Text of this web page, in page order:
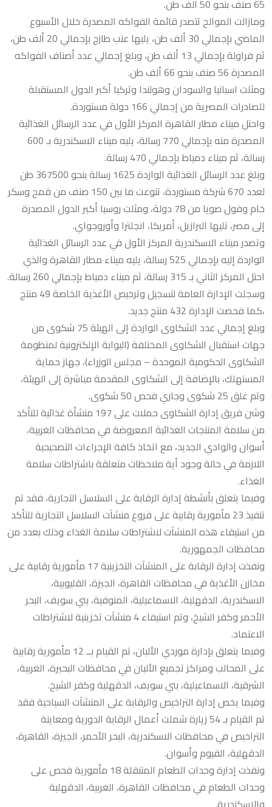
65 صنف بنحو 50 ألف طن.
ومازالت الموالح تتصدر قائمة الفواكه المصدرة خلال الأسبوع
الماضي بإجمالي 30 ألف طن، يليها عنب طازج بإجمالي 20 ألف طن،
ثم فراولة بإجمالي 13 ألف طن، وبلغ إجمالي عدد أصناف الفواكه
المصدرة 56 صنف بنحو 66 ألف طن.
ومثلت اسبانيا والسودان وهولندا وتركيا أكبر الدول المستقبلة
للصادرات المصرية من إجمالي 166 دولة مستوردة.
واحتل ميناء مطار القاهرة المركز الأول في عدد الرسائل الغذائية
المصدرة منه بإجمالي 770 رسالة، يليه ميناء الاسكندرية بـ 600
رسالة، ثم ميناء دمياط بإجمالي 470 رسالة.
وبلغ عدد الرسائل الغذائية الواردة 1625 رسالة بنحو 367500 طن
لعدد 670 شركة مستوردة، تنوعت ما بين 150 صنف من قمح وسكر
خام وفول صويا من 78 دولة، ومثلت روسيا أكبر الدول المصدرة
إلى مصر، تليها البرازيل، أمريكا، انجلترا وأوروجواي.
وتصدر ميناء الاسكندرية المركز الأول في عدد الرسائل الغذائية
الواردة إليه بإجمالي 525 رسالة، يليه ميناء مطار القاهرة والذي
احتل المركز الثاني بـ 315 رسالة، ثم ميناء دمياط بإجمالي 260 رسالة.
وسجلت الإدارة العامة لتسجيل وترخيص الأغذية الخاصة 49 منتج
،كما فحصت الإدارة 432 منتج جديد.
وبلغ إجمالي عدد الشكاوى الواردة إلى الهيئة 75 شكوى من
جهات استقبال الشكاوى المختلفة (البوابة الإلكترونية لمنظومة
الشكاوى الحكومية الموحدة – مجلس الوزراء)، جهاز حماية
المستهلك، بالإضافة إلى الشكاوى المقدمة مباشرة إلى الهيئة،
وتم غلق 25 شكوى وجاري فحص 50 شكوى.
وشن فريق إدارة الشكاوى حملات على 197 منشأة غذائية للتأكد
من سلامة المنتجات الغذائية المعروضة في محافظات الغربية،
أسوان والوادي الجديد، مع اتخاذ كافة الإجراءات التصحيحية
اللازمة في حالة وجود أية ملاحظات متعلقة باشتراطات سلامة
الغذاء.
وفيما يتعلق بأنشطة إدارة الرقابة على السلاسل التجارية، فقد تم
تنفيذ 23 مأمورية رقابية على فروع منشآت السلاسل التجارية للتأكد
من استيفاء هذه المنشآت لاشتراطات سلامة الغذاء وذلك بعدد من
محافظات الجمهورية.
ونفذت إدارة الرقابة على المنشآت التخزينية 17 مأمورية رقابية على
مخازن الأغذية في محافظات القاهرة، الجيزة، القليوبية،
الاسكندرية، الدقهلية، الاسماعيلية، المنوفية، بني سويف، البحر
الأحمر وكفر الشيخ، وتم استيفاء 4 منشآت تخزينية لاشتراطات
الاعتماد.
وفيما يتعلق بإدارة موردي الألبان، تم القيام بــ 12 مأمورية رقابية
على المحالب ومراكز تجميع الألبان في محافظات البحيرة، الغربية،
الشرقية، الاسماعيلية، بني سويف، الدقهلية وكفر الشيخ.
وفيما يخص إدارة التراخيص والرقابة على المنشآت السياحية فقد
تم القيام بـ 54 زيارة شملت أعمال الرقابة الدورية ومعاينة
التراخيص في محافظات الاسكندرية، البحر الأحمر، الجيزة، القاهرة،
الدقهلية، الفيوم وأسوان.
ونفذت إدارة وحدات الطعام المتنقلة 18 مأمورية فحص على
وحدات الطعام في محافظات القاهرة، الغربية، الدقهلية